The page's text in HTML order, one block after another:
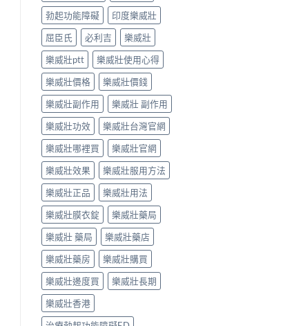
勃起功能障礙
印度樂威壯
屈臣氏
必利吉
樂威壯
樂威壯ptt
樂威壯使用心得
樂威壯價格
樂威壯價錢
樂威壯副作用
樂威壯 副作用
樂威壯功效
樂威壯台灣官網
樂威壯哪裡買
樂威壯官網
樂威壯效果
樂威壯服用方法
樂威壯正品
樂威壯用法
樂威壯膜衣錠
樂威壯藥局
樂威壯 藥局
樂威壯藥店
樂威壯藥房
樂威壯購買
樂威壯邊度買
樂威壯長期
樂威壯香港